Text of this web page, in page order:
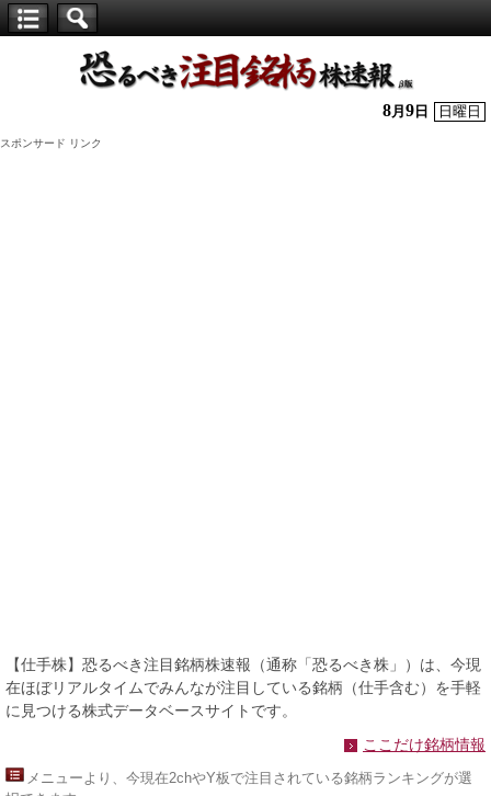
株】
8月 9 日 日曜日
スポンサード リンク
【仕手株】恐るべき注目銘柄株速報（通称「恐るべき株」）は、今現
在ほぼリアルタイムでみんなが注目している銘柄（仕手含む）を手軽
に見つける株式データベースサイトです。
ここだけ銘柄情報
メニューより、今現在2chやY板で注目されている銘柄ランキングが選